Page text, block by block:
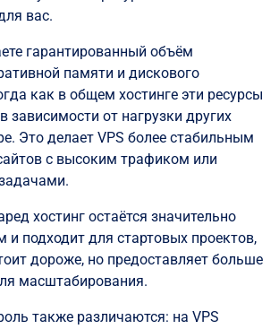
вас.
гарантированный объём
памяти и дискового
как в общем хостинге эти ресурсы
зависимости от нагрузки других
Это делает VPS более стабильным
с высоким трафиком или
хостинг остаётся значительно
и подходит для стартовых проектов,
дороже, но предоставляет больше
масштабирования.
также различаются: на VPS